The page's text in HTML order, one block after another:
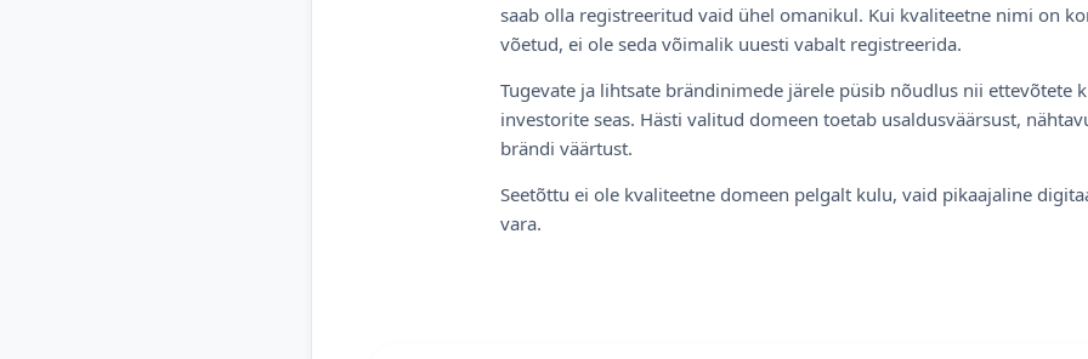
saab olla registreeritud vaid ühel omanikul. Kui kvaliteetne nimi on
võetud, ei ole seda võimalik uuesti vabalt registreerida.
Tugevate ja lihtsate brändinimede järele püsib nõudlus nii ettevõtete
investorite seas. Hästi valitud domeen toetab usaldusväärsust,
brändi väärtust.
Seetõttu ei ole kvaliteetne domeen pelgalt kulu, vaid pikaajaline
vara.